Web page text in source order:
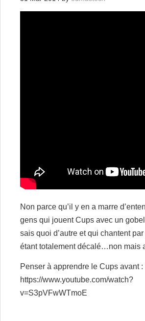
Non parce qu’il y en a marre
gens qui jouent Cups avec un
sais quoi d’autre et qui chantent
étant totalement décalé…non mais
Penser à apprendre le Cups avant :
https://www.youtube.com/watch?
v=S3pVFwWTmoE